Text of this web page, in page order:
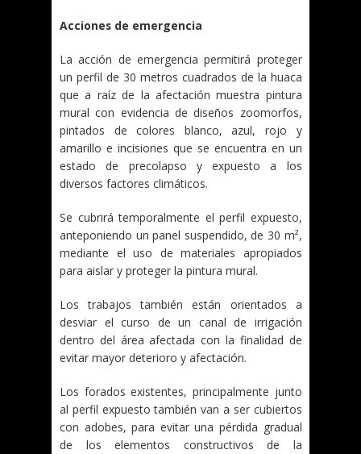
Acciones de emergencia
La acción de emergencia permitirá proteger
un perfil de 30 metros cuadrados de la huaca
que a raíz de la afectación muestra pintura
mural con evidencia de diseños zoomorfos,
pintados de colores blanco, azul, rojo y
amarillo e incisiones que se encuentra en un
estado de precolapso y expuesto a los
diversos factores climáticos.
Se cubrirá temporalmente el perfil expuesto,
anteponiendo un panel suspendido, de 30 m²,
mediante el uso de materiales apropiados
para aislar y proteger la pintura mural.
Los trabajos también están orientados a
desviar el curso de un canal de irrigación
dentro del área afectada con la finalidad de
evitar mayor deterioro y afectación.
Los forados existentes, principalmente junto
al perfil expuesto también van a ser cubiertos
con adobes, para evitar una pérdida gradual
de los elementos constructivos de la